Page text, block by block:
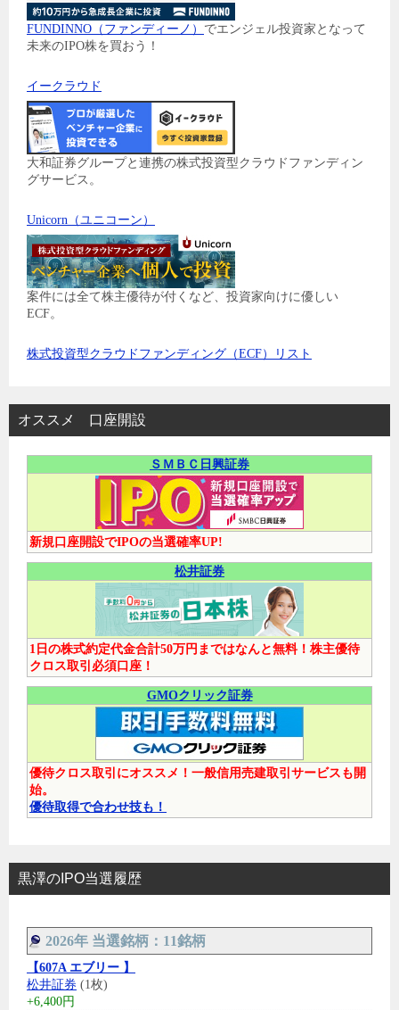
FUNDINNO（ファンディーノ） でエンジェル投資家となって
未来のIPO株を買おう！
イークラウド
大和証券グループと連携の株式投資型クラウドファンディン
グサービス。
Unicorn（ユニコーン）
案件には全て株主優待が付くなど、投資家向けに優しい
ECF。
株式投資型クラウドファンディング（ECF）リスト
オススメ 口座開設
ＳＭＢＣ日興証券
新規口座開設でIPOの当選確率UP!
松井証券
1日の株式約定代金合計50万円まではなんと無料！株主優待
クロス取引必須口座！
GMOクリック証券
優待クロス取引にオススメ！一般信用売建取引サービスも開
始。
優待取得で合わせ技も！
黒澤のIPO当選履歴
2026年 当選銘柄：11銘柄
【607A エブリー 】
松井証券 (1枚)
+6,400円